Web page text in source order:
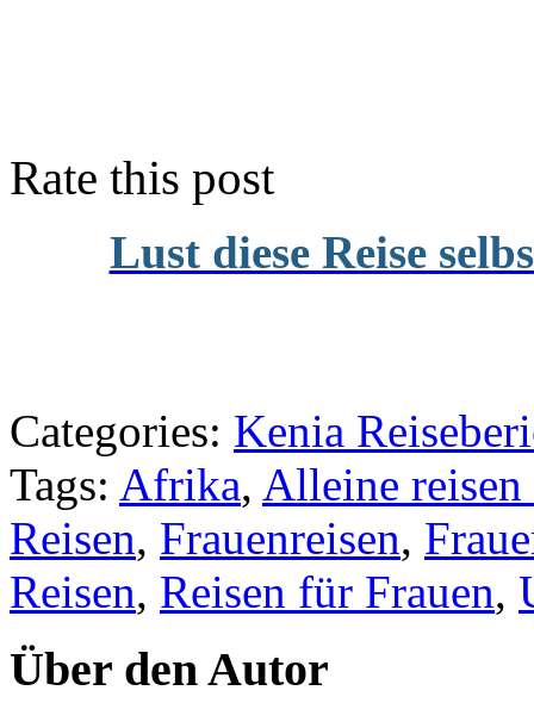
Rate this post
Lust diese Reise
Categories: Kenia
Tags: Afrika, Alleine reisen
Reisen, Frauenreisen,
Reisen, Reisen für Frauen,
Über den Autor